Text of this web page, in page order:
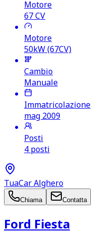
Motore
67CV
Motore
50kW (67CV)
Cambio
Manuale
Immatricolazione
mag 2009
Posti
4 posti
TuaCar Alghero
Chiama Contatta
Ford Fiesta